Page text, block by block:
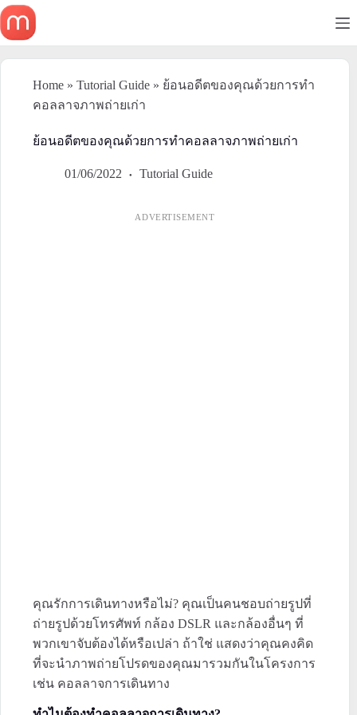
Skip
to
content
Home » Tutorial Guide » ย้อนอดีตของคุณด้วยการทำ
คอลลาจภาพถ่ายเก่า
ย้อนอดีตของคุณด้วยการทำคอลลาจภาพถ่ายเก่า
01/06/2022 Tutorial Guide
ADVERTISEMENT
คุณรักการเดินทางหรือไม่? คุณเป็นคนชอบถ่ายรูปที่
ถ่ายรูปด้วยโทรศัพท์ กล้อง DSLR และกล้องอื่นๆ ที่
พวกเขาจับต้องได้หรือเปล่า ถ้าใช่ แสดงว่าคุณคงคิด
ที่จะนำภาพถ่ายโปรดของคุณมารวมกันในโครงการ
เช่น คอลลาจการเดินทาง